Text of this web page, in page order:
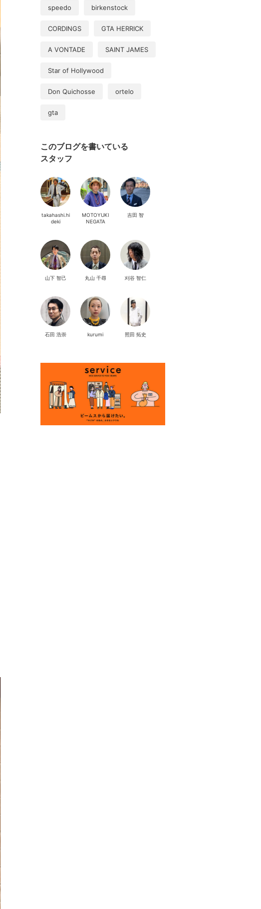
speedo birkenstock
CORDINGS GTA HERRICK
A VONTADE SAINT JAMES
Star of Hollywood
Don Quichosse ortelo
gta
このブログを書いている
スタッフ
takahashi.hi
deki
MOTOYUKI
NEGATA
吉田 智
山下 智己 丸山 千尋 刈谷 智仁
石田 浩崇 kurumi 照田 拓史